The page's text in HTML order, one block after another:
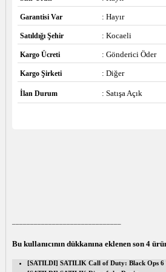
Garantisi Var : Hayır
Satıldığı Şehir : Kocaeli
Kargo Ücreti : Gönderici Öder
Kargo Şirketi : Diğer
İlan Durum : Satışa Açık
Bu kullanıcının dükkanına eklenen son 4
[SATILDI] SATILIK Call of Duty: Black Ops 6